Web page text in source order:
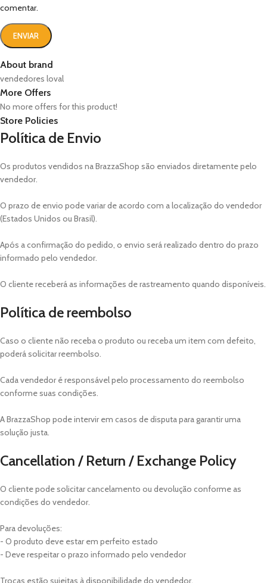
comentar.
About brand
vendedores loval
More Offers
No more offers for this product!
Store Policies
Política de Envio
Os produtos vendidos na BrazzaShop são enviados diretamente pelo
vendedor.
O prazo de envio pode variar de acordo com a localização do vendedor
(Estados Unidos ou Brasil).
Após a confirmação do pedido, o envio será realizado dentro do prazo
informado pelo vendedor.
O cliente receberá as informações de rastreamento quando disponíveis.
Política de reembolso
Caso o cliente não receba o produto ou receba um item com defeito,
poderá solicitar reembolso.
Cada vendedor é responsável pelo processamento do reembolso
conforme suas condições.
A BrazzaShop pode intervir em casos de disputa para garantir uma
solução justa.
Cancellation / Return / Exchange Policy
O cliente pode solicitar cancelamento ou devolução conforme as
condições do vendedor.
Para devoluções:
- O produto deve estar em perfeito estado
- Deve respeitar o prazo informado pelo vendedor
Trocas estão sujeitas à disponibilidade do vendedor.